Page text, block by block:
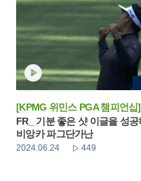
[KPMG 위민스 PGA 챔피언십]
FR_ 기분 좋은 샷 이글을 성공
비앙카 파그단가난
2024.06.24 449